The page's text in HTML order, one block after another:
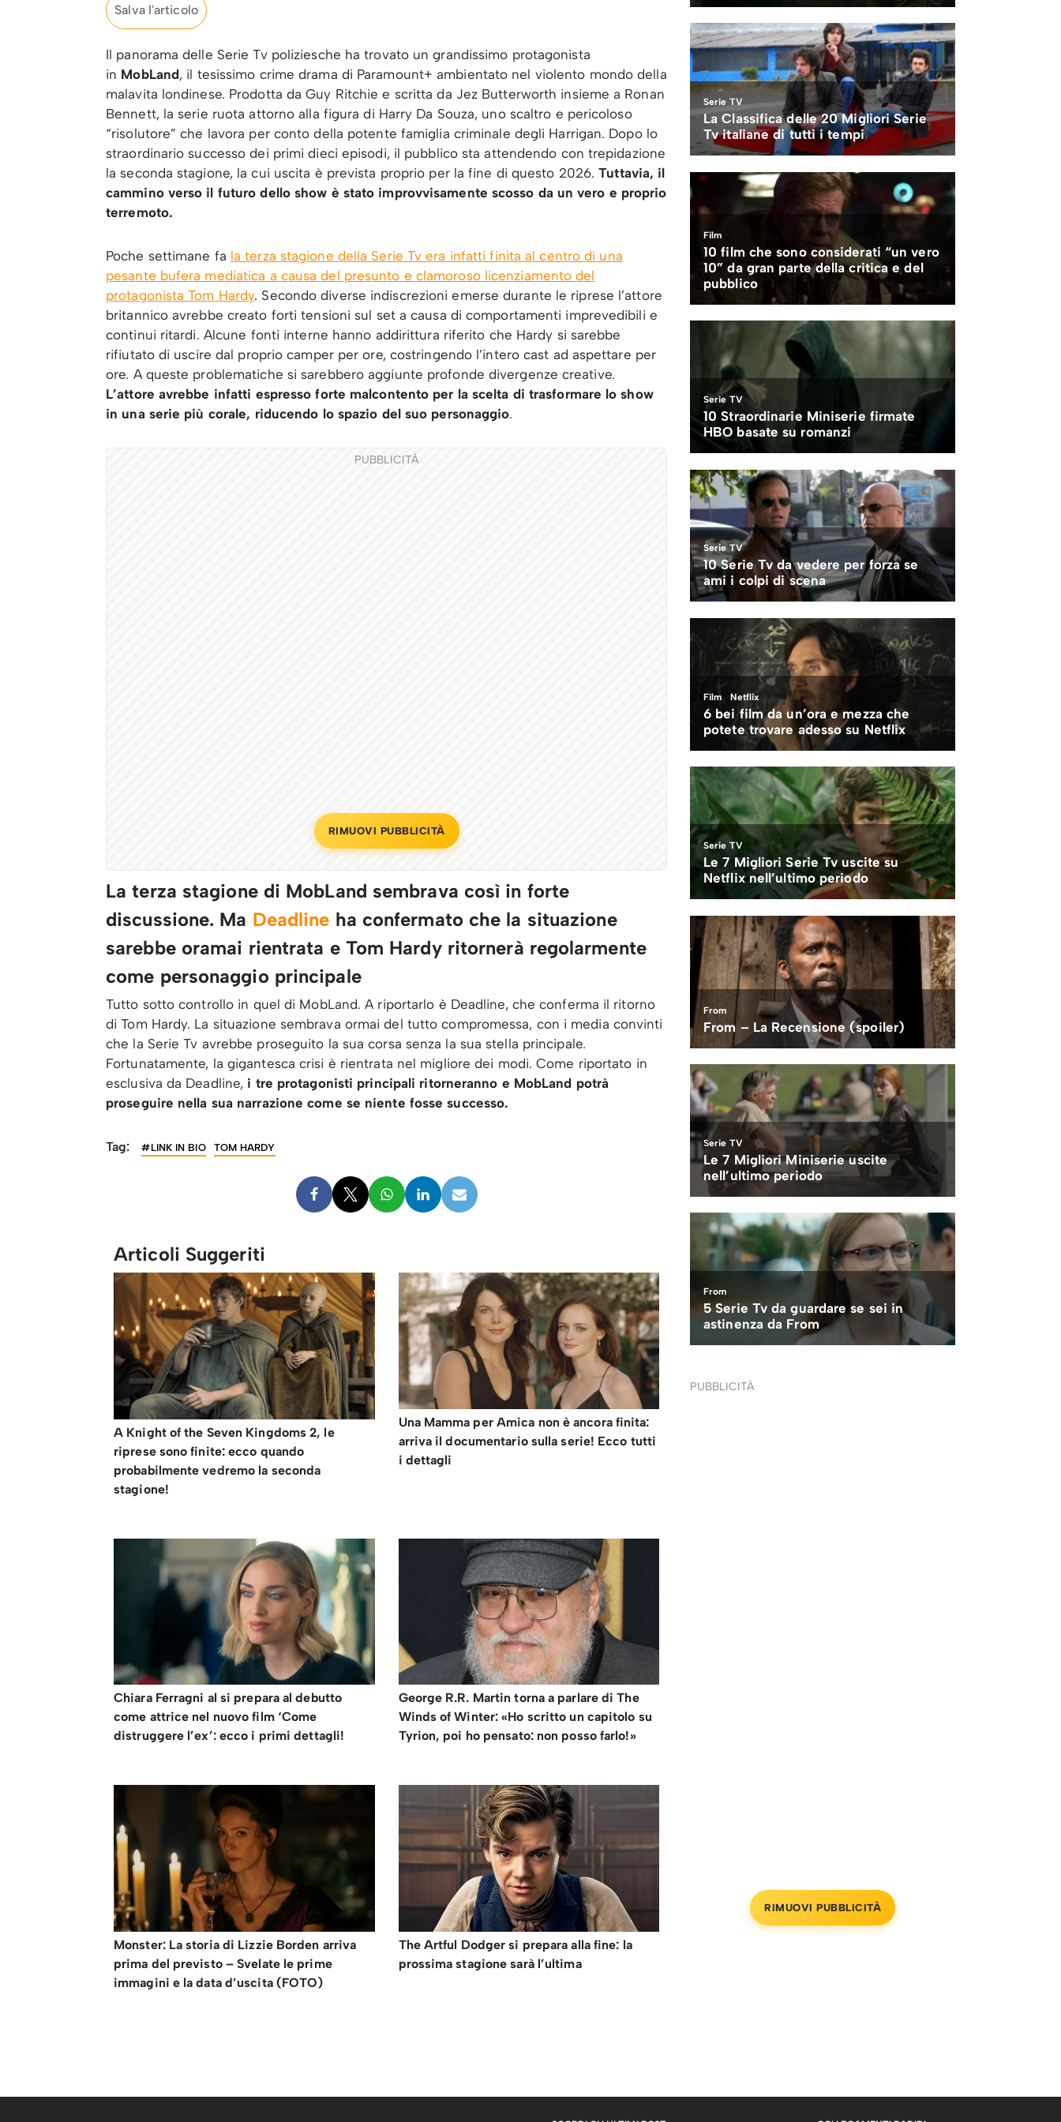
Salva l'articolo
Il panorama delle Serie Tv poliziesche ha trovato un grandissimo protagonista
in MobLand, il tesissimo crime drama di Paramount+ ambientato nel violento mondo della
malavita londinese. Prodotta da Guy Ritchie e scritta da Jez Butterworth insieme a Ronan
Bennett, la serie ruota attorno alla figura di Harry Da Souza, uno scaltro e pericoloso
“risolutore” che lavora per conto della potente famiglia criminale degli Harrigan. Dopo lo
straordinario successo dei primi dieci episodi, il pubblico sta attendendo con trepidazione
la seconda stagione, la cui uscita è prevista proprio per la fine di questo 2026.Tuttavia, il
cammino verso il futuro dello show è stato improvvisamente scosso da un vero e proprio
terremoto.
Poche settimane fa la terza stagione della Serie Tv era infatti finita al centro di una
pesante bufera mediatica a causa del presunto e clamoroso licenziamento del
protagonista Tom Hardy. Secondo diverse indiscrezioni emerse durante le riprese l’attore
britannico avrebbe creato forti tensioni sul set a causa di comportamenti imprevedibili e
continui ritardi. Alcune fonti interne hanno addirittura riferito che Hardy si sarebbe
rifiutato di uscire dal proprio camper per ore, costringendo l’intero cast ad aspettare per
ore. A queste problematiche si sarebbero aggiunte profonde divergenze creative.
L’attore avrebbe infatti espresso forte malcontento per la scelta di trasformare lo show
in una serie più corale, riducendo lo spazio del suo personaggio.
PUBBLICITÀ
RIMUOVI PUBBLICITÀ
La terza stagione di MobLand sembrava così in forte
discussione. Ma Deadline ha confermato che la situazione
sarebbe oramai rientrata e Tom Hardy ritornerà regolarmente
come personaggio principale
Tutto sotto controllo in quel di MobLand. A riportarlo è Deadline, che conferma il ritorno
di Tom Hardy. La situazione sembrava ormai del tutto compromessa, con i media convinti
che la Serie Tv avrebbe proseguito la sua corsa senza la sua stella principale.
Fortunatamente, la gigantesca crisi è rientrata nel migliore dei modi. Come riportato in
esclusiva da Deadline, i tre protagonisti principali ritorneranno e MobLand potrà
proseguire nella sua narrazione come se niente fosse successo.
Tag: #LINK IN BIO TOM HARDY
Articoli Suggeriti
A Knight of the Seven Kingdoms 2, le
riprese sono finite: ecco quando
probabilmente vedremo la seconda
stagione!
Una Mamma per Amica non è ancora finita:
arriva il documentario sulla serie! Ecco tutti
i dettagli
Chiara Ferragni al si prepara al debutto
come attrice nel nuovo film ‘Come
distruggere l’ex’: ecco i primi dettagli!
George R.R. Martin torna a parlare di The
Winds of Winter: «Ho scritto un capitolo su
Tyrion, poi ho pensato: non posso farlo!»
Monster: La storia di Lizzie Borden arriva
prima del previsto – Svelate le prime
immagini e la data d’uscita (FOTO)
The Artful Dodger si prepara alla fine: la
prossima stagione sarà l’ultima
PUBBLICITÀ
RIMUOVI PUBBLICITÀ